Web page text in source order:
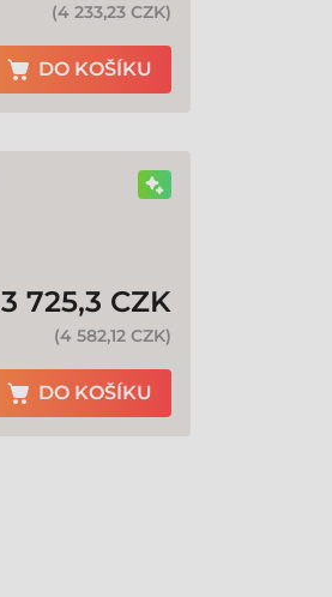
(4 233,23 CZK)
DO KOŠÍKU
3 725,3 CZK
(4 582,12 CZK)
DO KOŠÍKU